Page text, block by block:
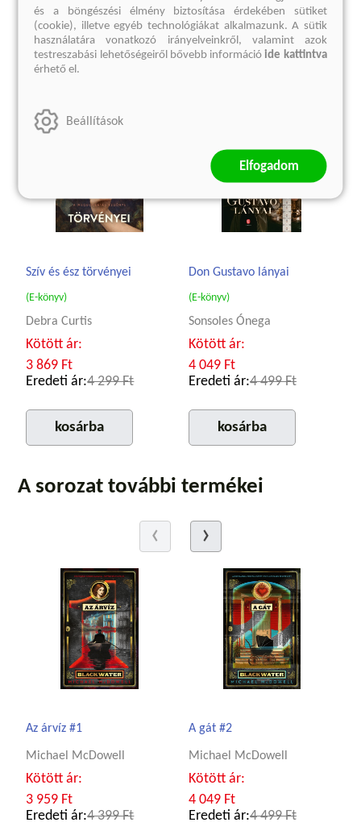
Kedvcsináló
Szív és ész törvényei
(E-könyv)
Debra Curtis
Kötött ár:
3 869 Ft
Eredeti ár:4 299 Ft
kosárba
Don Gustavo lányai
(E-könyv)
Sonsoles Ónega
Kötött ár:
4 049 Ft
Eredeti ár:4 499 Ft
kosárba
A sorozat további termékei
Az árvíz #1
Michael McDowell
Kötött ár:
3 959 Ft
Eredeti ár:4 399 Ft
A gát #2
Michael McDowell
Kötött ár:
4 049 Ft
Eredeti ár:4 499 Ft
és a böngészési élmény biztosítása érdekében sütiket
(cookie), illetve egyéb technológiákat alkalmazunk. A sütik
használatára vonatkozó irányelveinkről, valamint azok
testreszabási lehetőségeiről bővebb információide kattintva
érhető el.
Beállítások
Elfogadom